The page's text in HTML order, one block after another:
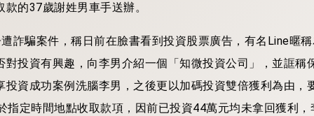
的37歲謝姓男車手送辦。
詐騙案件，稱日前在臉書看到投資股票廣告，有名Line暱稱
對投資有興趣，向李男介紹一個「知微投資公司」，並誆稱
資成功案例洗腦李男，之後更以加碼投資雙倍獲利為由，
定時間地點收取款項，因前已投資44萬元均未拿回獲利，